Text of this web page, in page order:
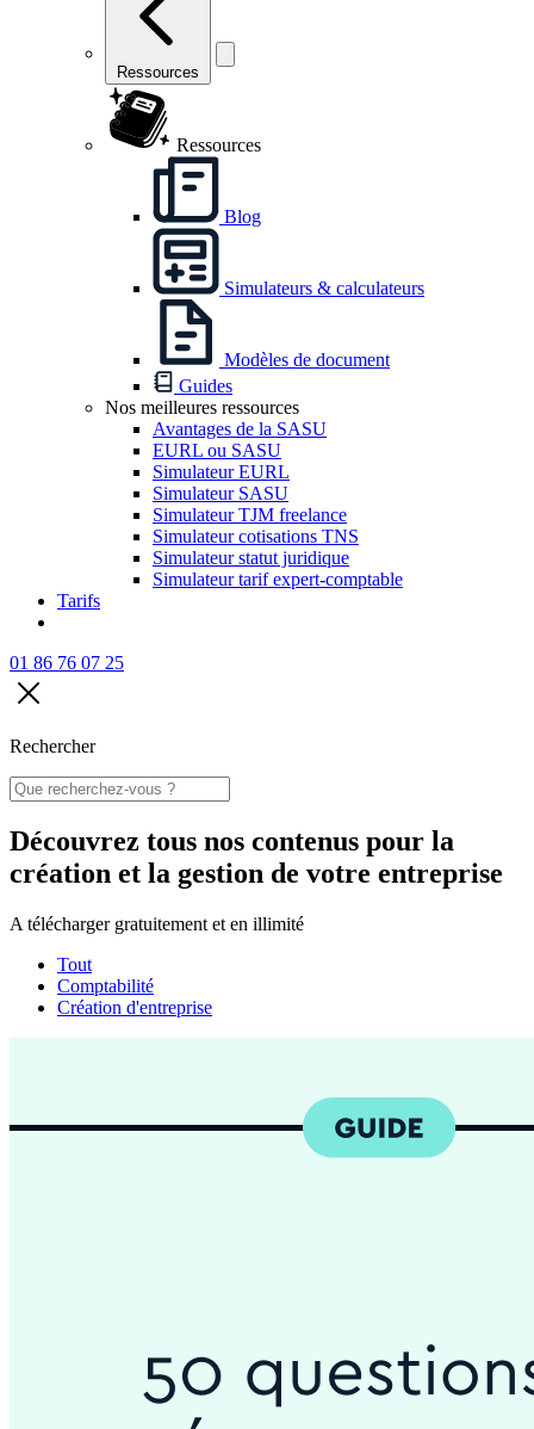
Ressources
Ressources
Blog
Simulateurs & calculateurs
Modèles de document
Guides
Nos meilleures ressources
Avantages de la SASU
EURL ou SASU
Simulateur EURL
Simulateur SASU
Simulateur TJM freelance
Simulateur cotisations TNS
Simulateur statut juridique
Simulateur tarif expert-comptable
Tarifs
01 86 76 07 25
Rechercher
Découvrez tous nos contenus pour la
création et la gestion de votre entreprise
A télécharger gratuitement et en illimité
Tout
Comptabilité
Création d'entreprise